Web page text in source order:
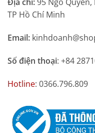
TP Hồ Chí Minh
Email:
Số điện thoại: +84
Hotline: 0366.796.809